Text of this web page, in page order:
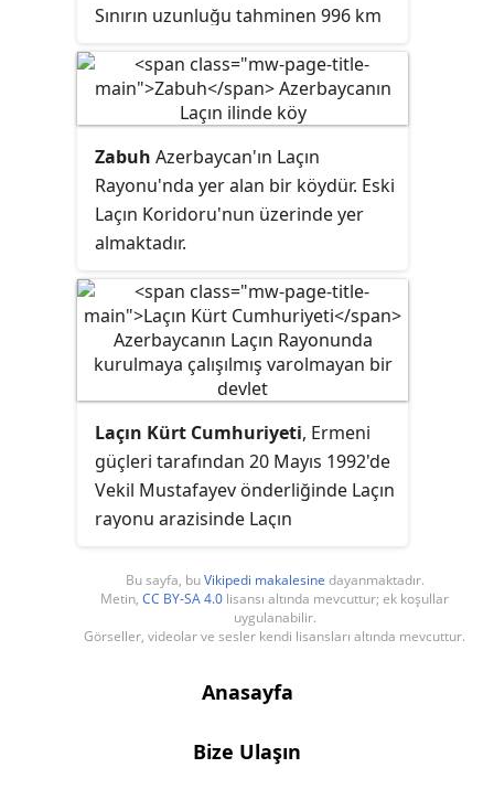
Sınırın uzunluğu tahminen 996 km
değişmektedir. E002 ve E117 Avrupa
E-yolları buradan geçmektedir.
Zabuh Azerbaycan'ın Laçın
Rayonu'nda yer alan bir köydür. Eski
Laçın Koridoru'nun üzerinde yer
almaktadır.
Laçın Kürt Cumhuriyeti, Ermeni
güçleri tarafından 20 Mayıs 1992'de
Vekil Mustafayev önderliğinde Laçın
rayonu arazisinde Laçın
amacıyla kurulan tanınmayan bir
devlettir. Laçın'ın işgali sırasında
Azerbaycan Türkleri gibi Kürtler de
Mayıs'ta devlet yıkılmıştı.
Bu sayfa, buVikipedi makalesine dayanmaktadır.
Metin, CC BY-SA 4.0 lisansı altında mevcuttur; ek koşullar
uygulanabilir.
Görseller, videolar ve sesler kendi lisansları altında mevcuttur.
Anasayfa
Bize Ulaşın